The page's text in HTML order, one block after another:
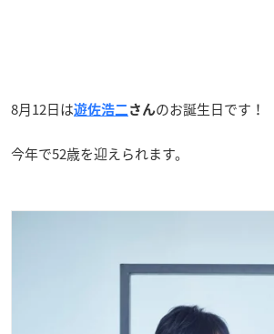
8月12日は遊佐浩二 さんのお誕生日です！
今年で52歳を迎えられます。